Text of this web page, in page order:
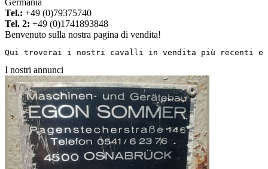
Tel.: +49 (0)79375740
Tel. 2: +49 (0)1741893848
Benvenuto sulla nostra pagina di vendita!
Qui troverai i nostri cavalli in vendita più recenti e
I nostri annunci